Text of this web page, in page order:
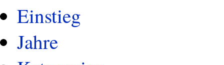
Einstieg
Jahre